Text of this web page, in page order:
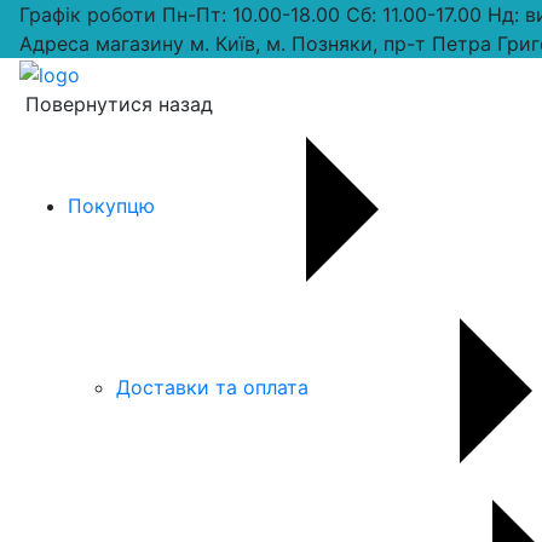
Графік роботи Пн-Пт: 10.00-18.00 Сб: 11.00-17.00 Нд:
Адреса магазину м. Київ, м. Позняки, пр-т Петра
Повернутися назад
Покупцю
Доставки та оплата